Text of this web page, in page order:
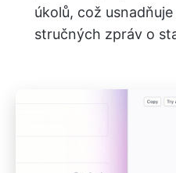
úkolů, což
stručných zpráv o